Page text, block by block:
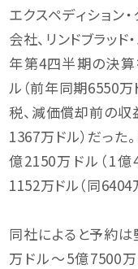
エクスペディション
会社、リンドブラッ
年第4四半期の決算
ル（前年同期6550万
税、減価償却前の収
1367万ドル）だっ
億2150万ドル（1
1152万ドル（同6404
同社によると予約
万ドル〜5億7500